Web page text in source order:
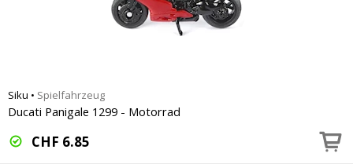
Siku • Spielfahrzeug
Ducati Panigale 1299 - Motorrad
CHF 6.85